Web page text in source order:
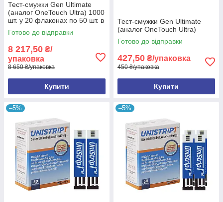
Тест-смужки Gen Ultimate
(аналог OneTouch Ultra) 1000
шт. у 20 флаконах по 50 шт. в
упаковці
Готово до відправки
8 217,50 ₴/
упаковка
8 650 ₴/упаковка
Купити
Тест-смужки Gen Ultimate
(аналог OneTouch Ultra)
Готово до відправки
427,50 ₴/упаковка
450 ₴/упаковка
Купити
–5% –5%